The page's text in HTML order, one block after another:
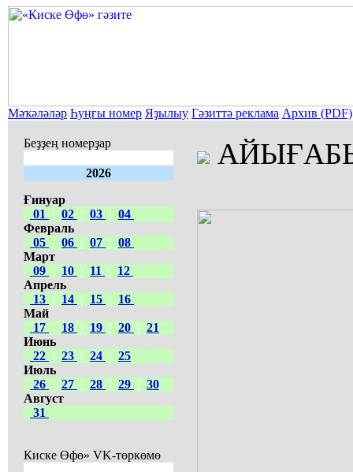
Мәҡәләләр Һуңғы номер Яҙылыу Гәзиттә реклама Архив (PDF)
Беҙҙең номерҙар
2026
Ғинуар
01
| 02 | 03 | 04
Февраль
05 | 06 | 07 | 08
Март
09 | 10 | 11 |
12
Апрель
13 | 14 | 15 |
16
Май
17 | 18 | 19 | 20 | 21
Июнь
22 | 23 | 24 | 25
Июль
26 | 27 | 28 | 29 | 30
Август
31
Киске Өфө» VK-төркөмө